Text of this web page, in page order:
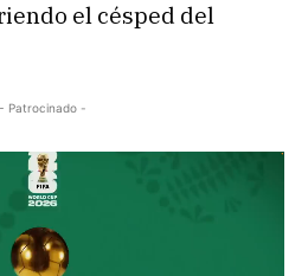
el césped del
- Patrocinado -